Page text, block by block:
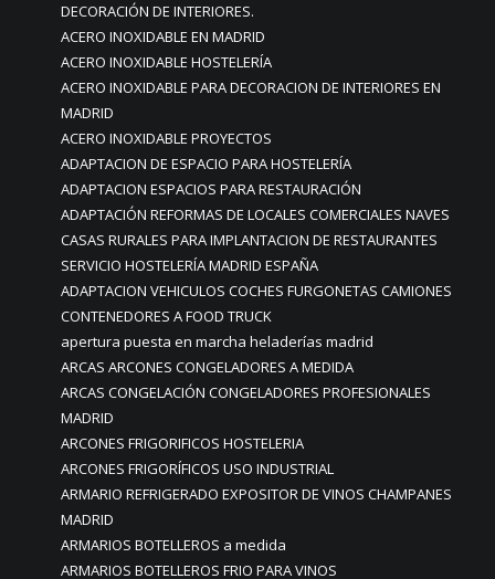
DECORACIÓN DE INTERIORES.
ACERO INOXIDABLE EN MADRID
ACERO INOXIDABLE HOSTELERÍA
ACERO INOXIDABLE PARA DECORACION DE INTERIORES EN
MADRID
ACERO INOXIDABLE PROYECTOS
ADAPTACION DE ESPACIO PARA HOSTELERÍA
ADAPTACION ESPACIOS PARA RESTAURACIÓN
ADAPTACIÓN REFORMAS DE LOCALES COMERCIALES NAVES
CASAS RURALES PARA IMPLANTACION DE RESTAURANTES
SERVICIO HOSTELERÍA MADRID ESPAÑA
ADAPTACION VEHICULOS COCHES FURGONETAS CAMIONES
CONTENEDORES A FOOD TRUCK
apertura puesta en marcha heladerías madrid
ARCAS ARCONES CONGELADORES A MEDIDA
ARCAS CONGELACIÓN CONGELADORES PROFESIONALES
MADRID
ARCONES FRIGORIFICOS HOSTELERIA
ARCONES FRIGORÍFICOS USO INDUSTRIAL
ARMARIO REFRIGERADO EXPOSITOR DE VINOS CHAMPANES
MADRID
ARMARIOS BOTELLEROS a medida
ARMARIOS BOTELLEROS FRIO PARA VINOS